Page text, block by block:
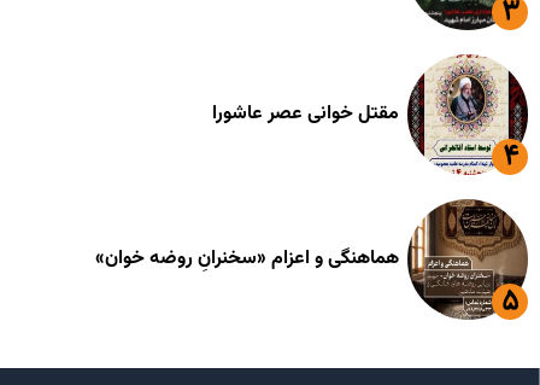
مقتل خوانی عصر عاشورا
هماهنگی و اعزام «سخنرانِ روضه خوان»